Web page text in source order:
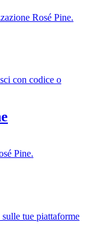
Rosé Pine.
con codice o
Pine.
tue piattaforme